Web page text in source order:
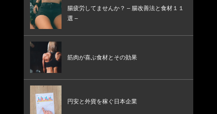
腸疲労してませんか？ – 腸改善法と食材１１
選 –
筋肉が喜ぶ食材とその効果
円安と外貨を稼ぐ日本企業